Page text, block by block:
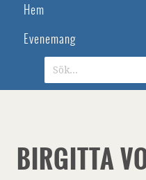
Hem
Evenemang
BIRGITTA